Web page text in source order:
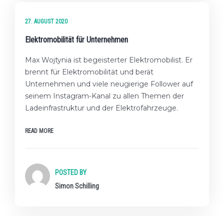
27. AUGUST 2020
Elektromobilität für Unternehmen
Max Wojtynia ist begeisterter Elektromobilist. Er
brennt für Elektromobilität und berät
Unternehmen und viele neugierige Follower auf
seinem Instagram-Kanal zu allen Themen der
Ladeinfrastruktur und der Elektrofahrzeuge.
READ MORE
POSTED BY
Simon Schilling